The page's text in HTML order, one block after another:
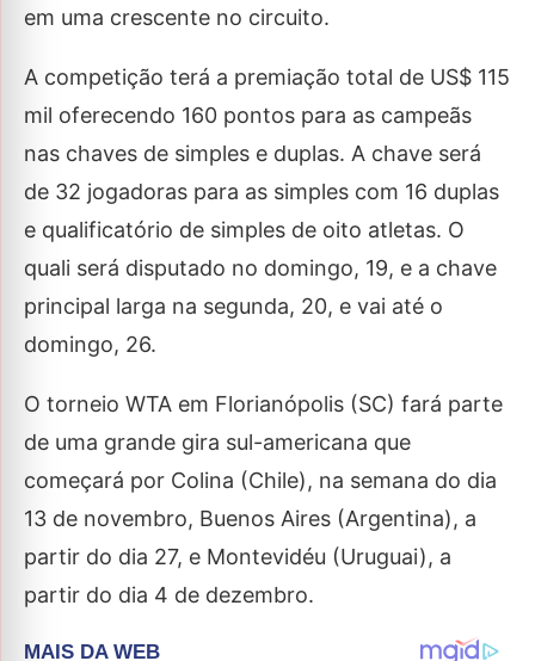
em uma crescente no circuito.
A competição terá a premiação total de US$ 115
mil oferecendo 160 pontos para as campeãs
nas chaves de simples e duplas. A chave será
de 32 jogadoras para as simples com 16 duplas
e qualificatório de simples de oito atletas. O
quali será disputado no domingo, 19, e a chave
principal larga na segunda, 20, e vai até o
domingo, 26.
O torneio WTA em Florianópolis (SC) fará parte
de uma grande gira sul-americana que
começará por Colina (Chile), na semana do dia
13 de novembro, Buenos Aires (Argentina), a
partir do dia 27, e Montevidéu (Uruguai), a
partir do dia 4 de dezembro.